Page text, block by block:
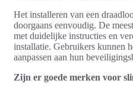
Het installeren van een
doorgaans eenvoudig. De
met duidelijke instructies en
installatie. Gebruikers kunnen
aanpassen aan hun
Zijn er goede merken voor